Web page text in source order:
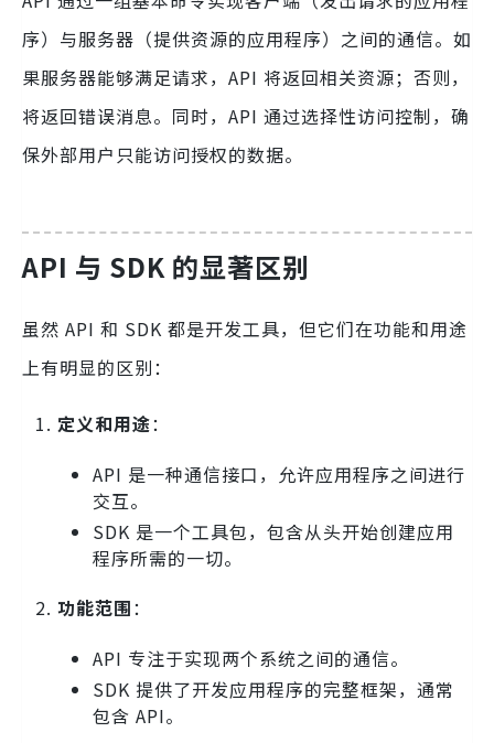
序）与服务器（提供资源的应用程序）之间的通信。如
果服务器能够满足请求，API 将返回相关资源；否则，
将返回错误消息。同时，API 通过选择性访问控制，确
保外部用户只能访问授权的数据。
API 与 SDK 的显著区别
虽然 API 和 SDK 都是开发工具，但它们在功能和用途
上有明显的区别：
定义和用途：
API 是一种通信接口，允许应用程序之间进行
交互。
SDK 是一个工具包，包含从头开始创建应用
程序所需的一切。
功能范围：
API 专注于实现两个系统之间的通信。
SDK 提供了开发应用程序的完整框架，通常
包含 API。